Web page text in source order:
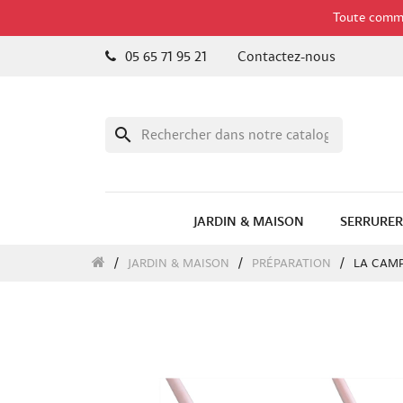
Toute
05 65 71 95 21 Contactez-nous
search
JARDIN & MAISON
JARDIN & MAISON PRÉPARATION LA